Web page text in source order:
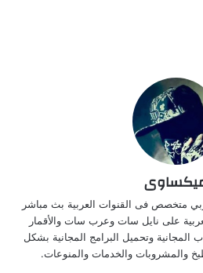
متخصص فى القنوات العربية بث مباشر
على نايل سات وعرب سات والأقمار
المجانية وتحميل البرامج المجانية بشكل
والمشروبات والخدمات والمنوعات.